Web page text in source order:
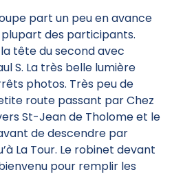
part un peu en avance
des participants.
tête du second avec
S. La très belle lumière
photos. Très peu de
route passant par Chez
St-Jean de Tholome et le
de descendre par
La Tour. Le robinet devant
pour remplir les